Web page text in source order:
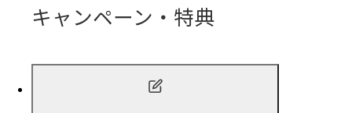
キャンペーン・特典